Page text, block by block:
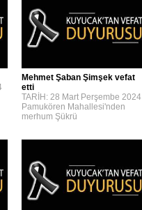
Mehmet Şaban Şimşek vefat
etti
TARİH: 28 Mart Perşembe 2024
Pamukören Mahallesi'nden
merhum Şükrü